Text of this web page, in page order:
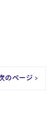
のページ >